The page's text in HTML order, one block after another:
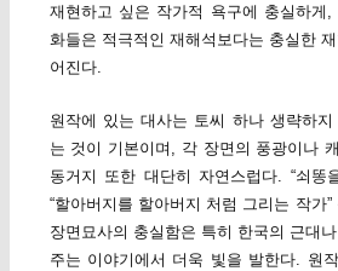
재현하고 싶은 작가적 욕구에 충실하게
화들은 적극적인 재해석보다는 충실한
어진다.
원작에 있는 대사는 토씨 하나 생략하
는 것이 기본이며, 각 장면의 풍광이나
동거지 또한 대단히 자연스럽다. “쇠똥
“할아버지를 할아버지 처럼 그리는 작가
장면묘사의 충실함은 특히 한국의 근대
주는 이야기에서 더욱 빛을 발한다. 원